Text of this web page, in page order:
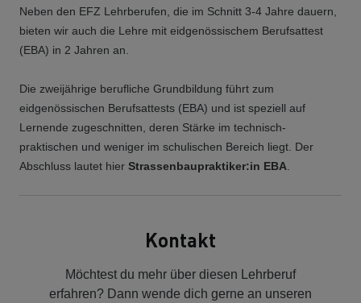
Neben den EFZ Lehrberufen, die im Schnitt 3-4 Jahre dauern,
bieten wir auch die Lehre mit eidgenössischem Berufsattest
(EBA) in 2 Jahren an.
Die zweijährige berufliche Grundbildung führt zum
eidgenössischen Berufsattests (EBA) und ist speziell auf
Lernende zugeschnitten, deren Stärke im technisch-
praktischen und weniger im schulischen Bereich liegt. Der
Abschluss lautet hier Strassenbaupraktiker:in EBA
Kontakt
Möchtest du mehr über diesen Lehrberuf
erfahren? Dann wende dich gerne an unseren